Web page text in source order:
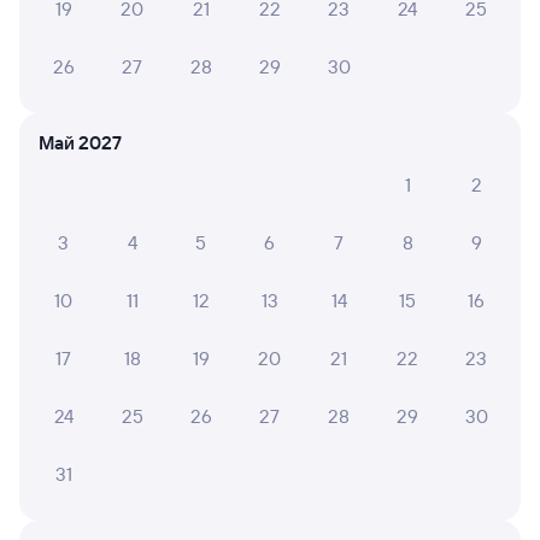
Что нужно, чтобы сесть в поезд?
Как вернуть билет?
пассажира?
Как перевезти животное в поезде?
бухгалтерии?
19 20 21 22 23 24 25
26 27 28 29 30
Май 2027
1
2
3 4 5 6 7 8 9
10 11 12 13 14 15 16
17 18 19 20 21 22 23
24 25 26 27 28 29 30
31